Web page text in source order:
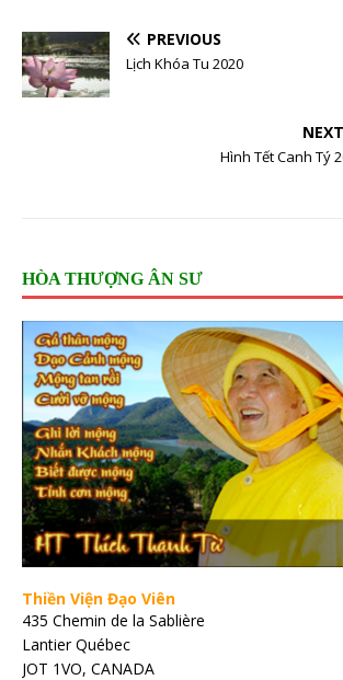
PREVIOUS
Lịch Khóa Tu 2020
NEXT
Hình Tết Canh Tý
HÒA THƯỢNG ÂN SƯ
Thiền Viện Đạo Viên
435 Chemin de la Sablière
Lantier Québec
JOT 1VO, CANADA